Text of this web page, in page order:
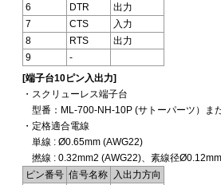
6
DTR
出力
7
CTS
入力
8
RTS
出力
9
-
[端子台10ピン入出力]
・スクリューレス端子台
型番：ML-700-NH-10P (サトーパーツ）ま
・定格適合電線
単線 : Ø0.65mm (AWG22)
撚線 : 0.32mm2 (AWG22)、素線径
ピン番号 信号名称
入出力方向